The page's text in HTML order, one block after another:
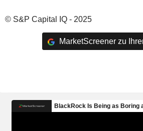
© S&P Capital IQ - 2025
MarketScreener zu